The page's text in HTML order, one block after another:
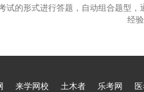
试的形式进行答题，自动组合题型
经
来学网校 土木者 乐考网